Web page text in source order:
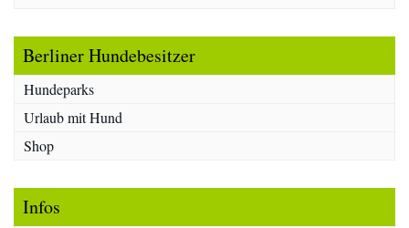
Berliner Hundebesitzer
Hundeparks
Urlaub mit Hund
Shop
Infos